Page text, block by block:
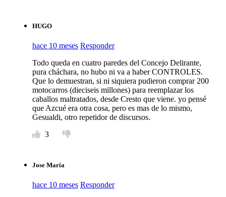
HUGO
hace 10 meses Responder
Todo queda en cuatro paredes del Concejo Delirante,
pura cháchara, no hubo ni va a haber CONTROLES.
Que lo demuestran, si ni siquiera pudieron comprar 200
motocarros (dieciseis millones) para reemplazar los
caballos maltratados, desde Cresto que viene. yo pensé
que Azcué era otra cosa, pero es mas de lo mismo,
Gesualdi, otro repetidor de discursos.
3
Jose María
hace 10 meses Responder